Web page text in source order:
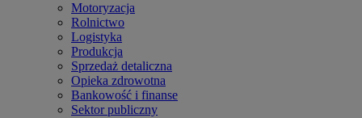
Motoryzacja
Rolnictwo
Logistyka
Produkcja
Sprzedaż detaliczna
Opieka zdrowotna
Bankowość i finanse
Sektor publiczny